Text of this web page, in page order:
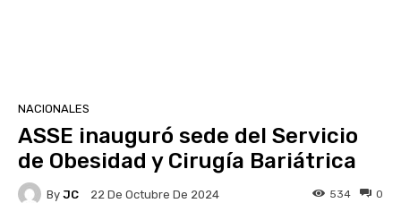
NACIONALES
ASSE inauguró sede del Servicio
de Obesidad y Cirugía Bariátrica
By JC 22 De Octubre De 2024 0
534